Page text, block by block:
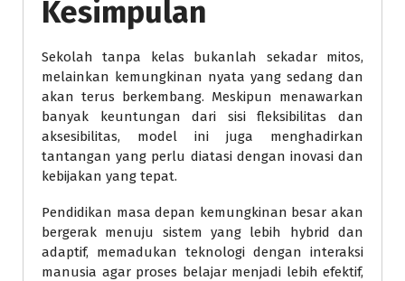
Kesimpulan
Sekolah tanpa kelas bukanlah sekadar mitos,
melainkan kemungkinan nyata yang sedang dan
akan terus berkembang. Meskipun menawarkan
banyak keuntungan dari sisi fleksibilitas dan
aksesibilitas, model ini juga menghadirkan
tantangan yang perlu diatasi dengan inovasi dan
kebijakan yang tepat.
Pendidikan masa depan kemungkinan besar akan
bergerak menuju sistem yang lebih hybrid dan
adaptif, memadukan teknologi dengan interaksi
manusia agar proses belajar menjadi lebih efektif,